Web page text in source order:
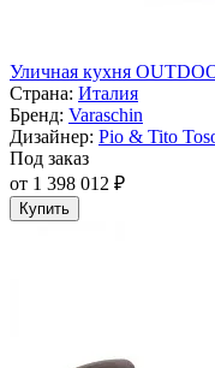
Уличная кухня
Страна: Италия
Бренд: Varaschin
Дизайнер: Pio & Tito
Под заказ
от 1 398 012 ₽
Купить